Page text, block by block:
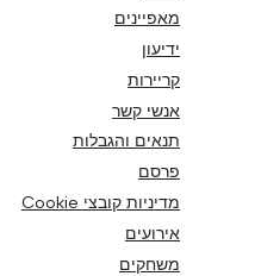
מאפיינים
ידיעון
קריירות
אנשי קשר
תנאים והגבלות
פרסם
מדיניות קובצי Cookie
אירועים
משחקים